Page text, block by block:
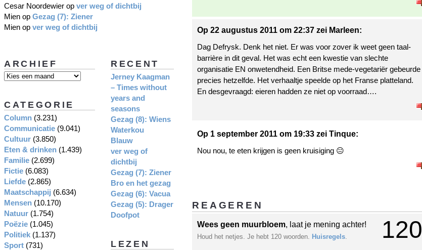
Op 22 augustus 2011 om 22:37 zei Marleen:
Dag Defrysk. Denk het niet. Er was voor zover ik weet geen taal-
barrière in dit geval. Het was echt een kwestie van slechte
organisatie EN onwetendheid. Een Britse mede-vegetariër gebeurde
precies hetzelfde. Het verhaaltje speelde op het Franse platteland.
En desgevraagd: eieren hadden ze niet op voorraad….
Op 1 september 2011 om 19:33 zei Tinque:
Nou nou, te eten krijgen is geen kruisiging 😐
REAGEREN
120
Wees geen muurbloem, laat je mening achter!
Houd het netjes. Je hebt 120 woorden. Huisregels.
Cesar Noordewier op ver weg of dichtbij
Mien op Gezag (7): Ziener
Mien op ver weg of dichtbij
RECENT
Jerney Kaagman
– Times without
years and
seasons
Gezag (8): Wiens
Waterkou
Blauw
ver weg of
dichtbij
Gezag (7): Ziener
Bro en het gezag
Gezag (6): Vacua
Gezag (5): Drager
Doofpot
LEZEN
ARCHIEF
CATEGORIE
Column (3.231)
Communicatie (9.041)
Cultuur (3.850)
Eten & drinken (1.439)
Familie (2.699)
Fictie (6.083)
Liefde (2.865)
Maatschappij (6.634)
Mensen (10.170)
Natuur (1.754)
Poëzie (1.045)
Politiek (1.137)
Sport (731)